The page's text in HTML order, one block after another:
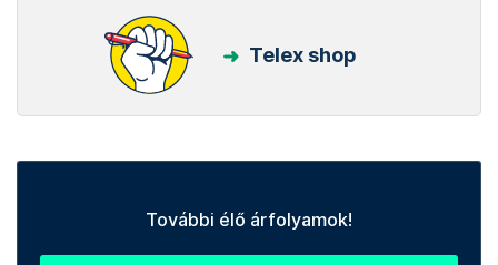
Telex shop
További élő árfolyamok!